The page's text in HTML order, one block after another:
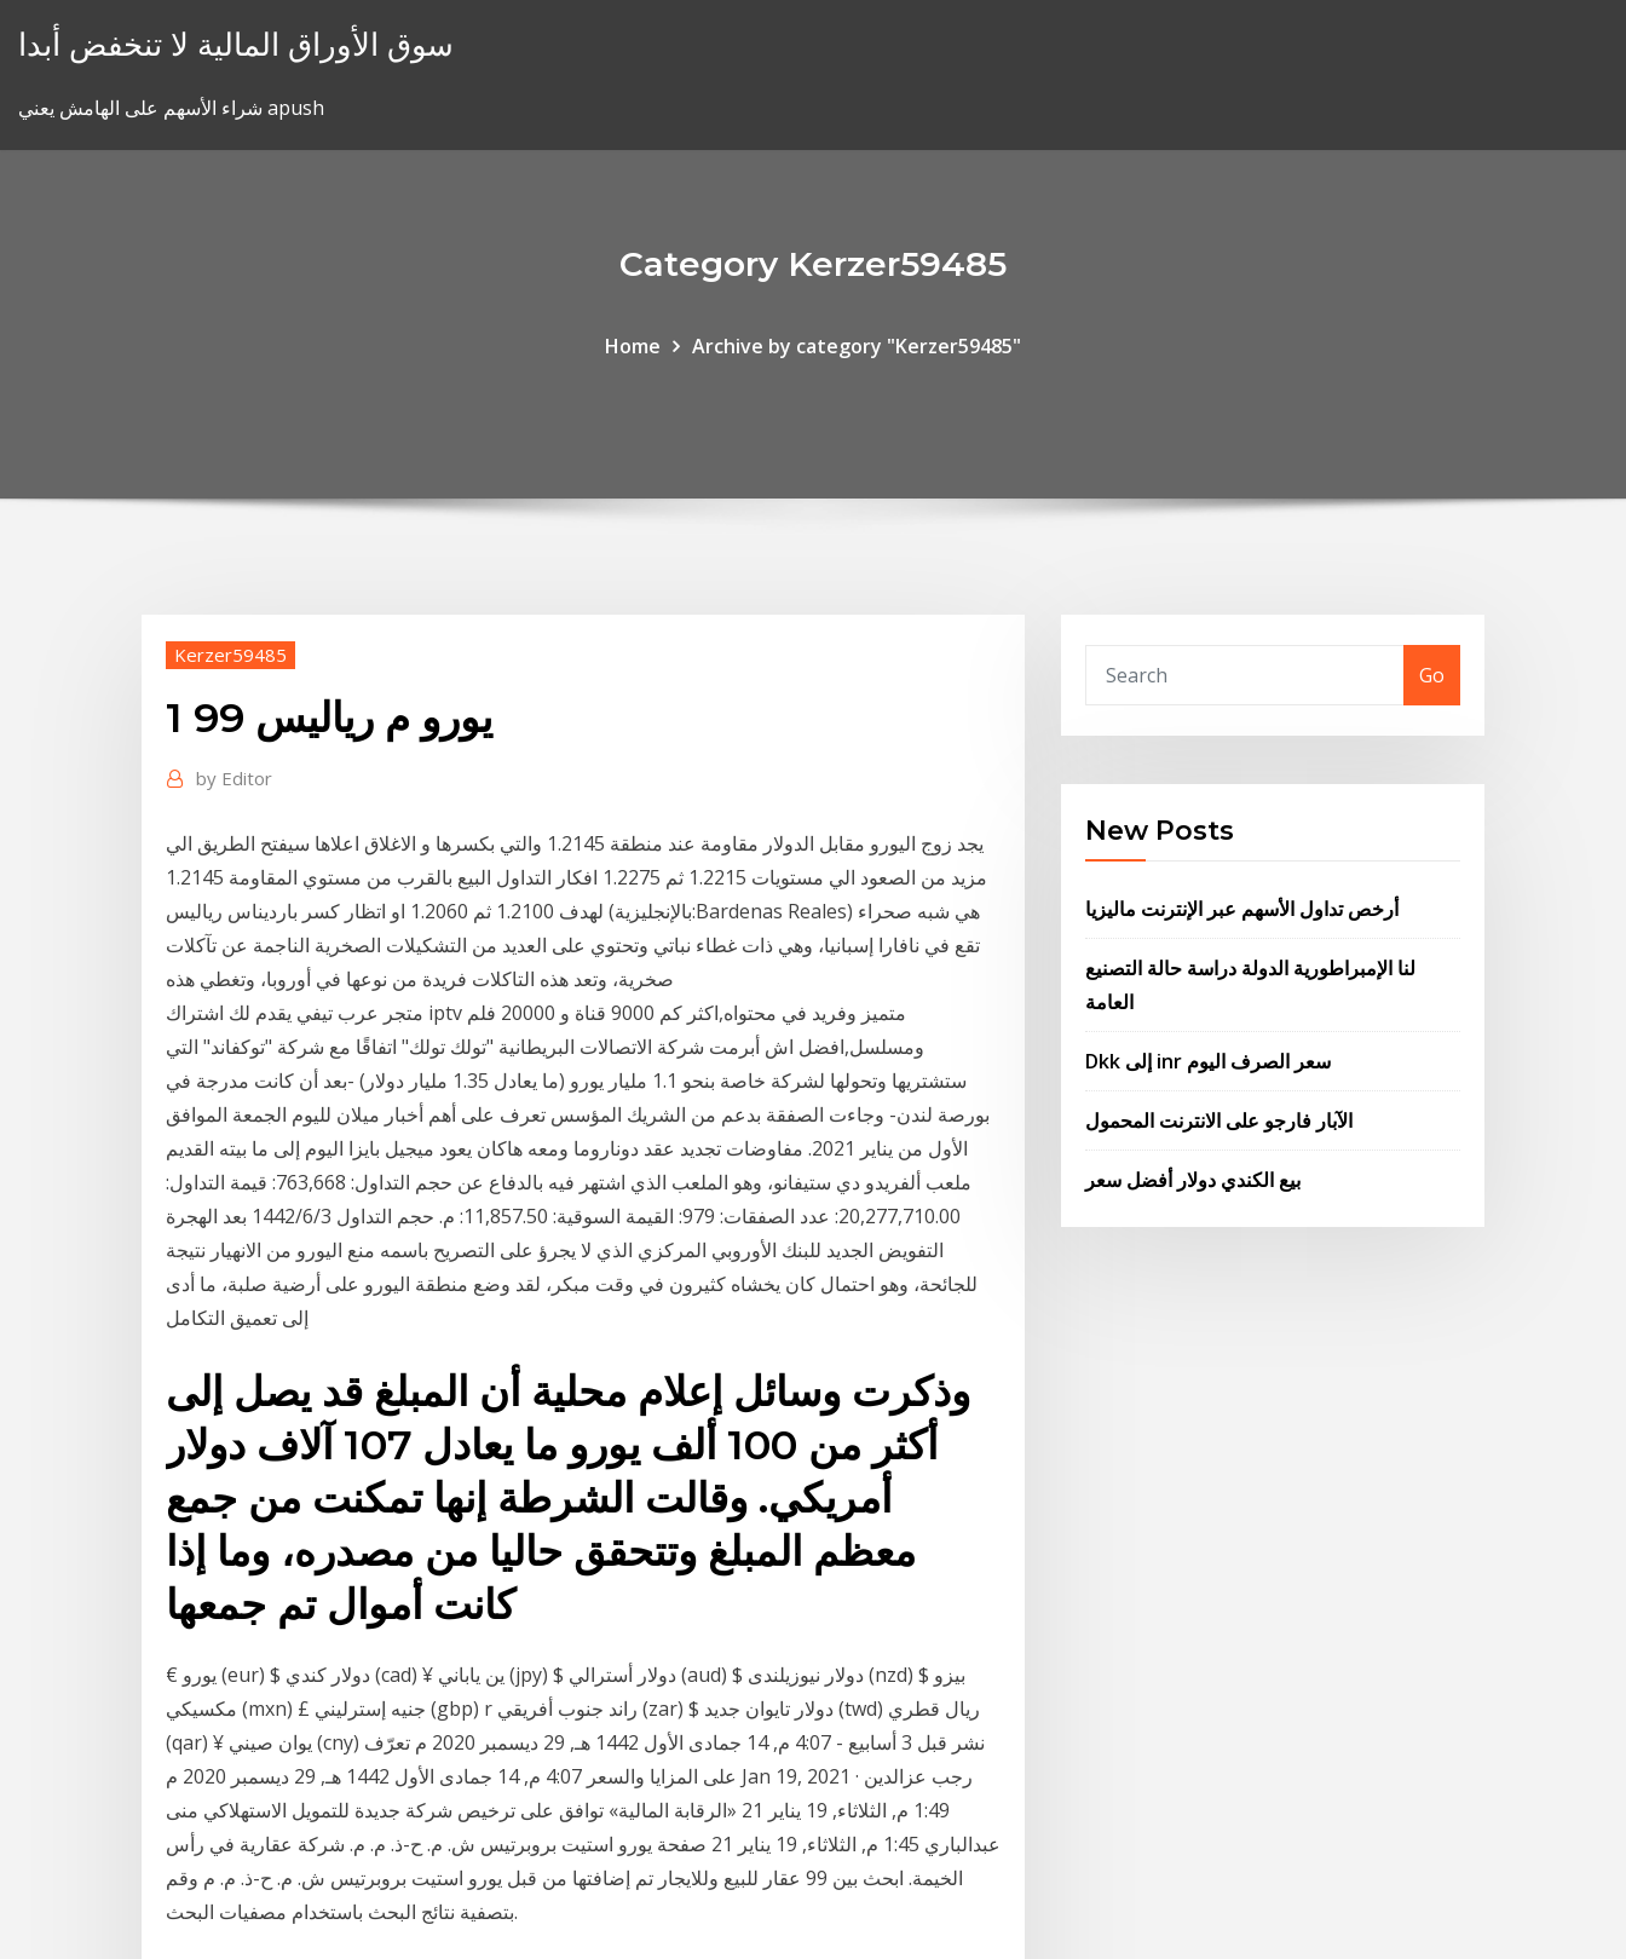
سوق الأوراق المالية لا تنخفض أبدا
شراء الأسهم على الهامش يعني apush
Category Kerzer59485
Home Archive by category "Kerzer59485"
Kerzer59485
1 99 يورو م رياليس
by Editor
يجد زوج اليورو مقابل الدولار مقاومة عند منطقة 1.2145 والتي بكسرها و الاغلاق اعلاها سيفتح الطريق الي
مزيد من الصعود الي مستويات 1.2215 ثم 1.2275 افكار التداول البيع بالقرب من مستوي المقاومة 1.2145
لهدف 1.2100 ثم 1.2060 او اتظار كسر بارديناس رياليس (بالإنجليزية:Bardenas Reales) هي شبه صحراء
تقع في نافارا إسبانيا، وهي ذات غطاء نباتي وتحتوي على العديد من التشكيلات الصخرية الناجمة عن تآكلات
صخرية، وتعد هذه التاكلات فريدة من نوعها في أوروبا، وتغطي هذه
متجر عرب تيفي يقدم لك اشتراك iptv متميز وفريد في محتواه,اكثر كم 9000 قناة و 20000 فلم
ومسلسل,افضل اش أبرمت شركة الاتصالات البريطانية "تولك تولك" اتفاقًا مع شركة "توكفاند" التي
ستشتريها وتحولها لشركة خاصة بنحو 1.1 مليار يورو (ما يعادل 1.35 مليار دولار) -بعد أن كانت مدرجة في
بورصة لندن- وجاءت الصفقة بدعم من الشريك المؤسس تعرف على أهم أخبار ميلان لليوم الجمعة الموافق
الأول من يناير 2021. مفاوضات تجديد عقد دوناروما ومعه هاكان يعود ميجيل بايزا اليوم إلى ما بيته القديم
ملعب ألفريدو دي ستيفانو، وهو الملعب الذي اشتهر فيه بالدفاع عن حجم التداول: 763,668: قيمة التداول:
20,277,710.00: عدد الصفقات: 979: القيمة السوقية: 11,857.50: م. حجم التداول 3‏‏/6‏‏/1442 بعد الهجرة
التفويض الجديد للبنك الأوروبي المركزي الذي لا يجرؤ على التصريح باسمه منع اليورو من الانهيار نتيجة
للجائحة، وهو احتمال كان يخشاه كثيرون في وقت مبكر، لقد وضع منطقة اليورو على أرضية صلبة، ما أدى
إلى تعميق التكامل
وذكرت وسائل إعلام محلية أن المبلغ قد يصل إلى
أكثر من 100 ألف يورو ما يعادل 107 آلاف دولار
أمريكي. وقالت الشرطة إنها تمكنت من جمع
معظم المبلغ وتتحقق حاليا من مصدره، وما إذا
كانت أموال تم جمعها
€ يورو (eur) $ دولار كندي (cad) ¥ ين ياباني (jpy) $ دولار أسترالي (aud) $ دولار نيوزيلندى (nzd) $ بيزو
مكسيكي (mxn) £ جنيه إسترليني (gbp) r راند جنوب أفريقي (zar) $ دولار تايوان جديد (twd) ريال قطري
(qar) ¥ يوان صيني (cny) نشر قبل 3 أسابيع - 4:07 م, 14 جمادى الأول 1442 هـ, 29 ديسمبر 2020 م تعرّف
على المزايا والسعر 4:07 م, 14 جمادى الأول 1442 هـ, 29 ديسمبر 2020 م Jan 19, 2021 · رجب عزالدين
1:49 م, الثلاثاء, 19 يناير 21 «الرقابة المالية» توافق على ترخيص شركة جديدة للتمويل الاستهلاكي منى
عبدالباري 1:45 م, الثلاثاء, 19 يناير 21 صفحة يورو استيت بروبرتيس ش. م. ح-ذ. م. م. شركة عقارية في رأس
الخيمة. ابحث بين 99 عقار للبيع وللايجار تم إضافتها من قبل يورو استيت بروبرتيس ش. م. ح-ذ. م. م وقم
بتصفية نتائج البحث باستخدام مصفيات البحث.
Go
New Posts
أرخص تداول الأسهم عبر الإنترنت ماليزيا
لنا الإمبراطورية الدولة دراسة حالة التصنيع
العامة
Dkk إلى inr سعر الصرف اليوم
الآبار فارجو على الانترنت المحمول
بيع الكندي دولار أفضل سعر